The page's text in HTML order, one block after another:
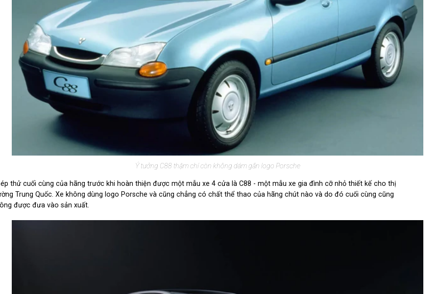
Ý tưởng C88 thậm chí còn không dám gắn logo Porsche
thử cuối cùng của hãng trước khi hoàn thiện được một mẫu xe 4 cửa là C88 - một mẫu xe gia đình cỡ nhỏ thiết kế cho thị
Trung Quốc. Xe không dùng logo Porsche và cũng chẳng có chất thể thao của hãng chút nào và do đó cuối cùng cũng
được đưa vào sản xuất.